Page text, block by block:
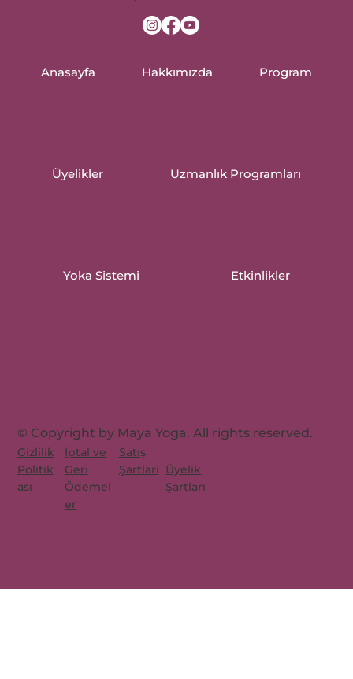
Anasayfa Hakkımızda Program
Üyelikler Uzmanlık Programları
Yoka Sistemi Etkinlikler
Gizlilik
Politik
ası
İptal ve
Geri
Ödemel
er
Satış
Şartları Üyelik
Şartları
© Copyright by Maya Yoga. All rights reserved.